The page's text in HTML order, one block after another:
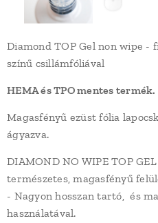
Diamond TOP Gel non wipe -
színű csillámfóliával
HEMA és TPO mentes termék.
Magasfényű ezüst fólia
ágyazva.
DIAMOND NO WIPE TOP
természetes, magasfényű
- Nagyon hosszan tartó, és
használatával.